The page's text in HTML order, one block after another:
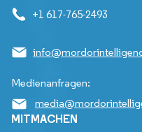
+1 617-765-2493
Medienanfragen:
MITMACHEN